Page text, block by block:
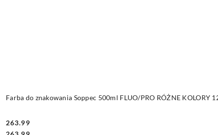
Farba do znakowania Soppec 500ml FLUO/PRO RÓŻNE KOLORY
Cena:
263.99
Cena: